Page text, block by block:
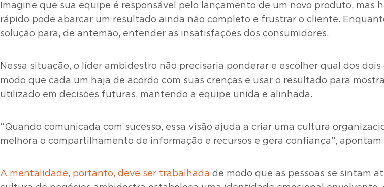
Imagine que sua equipe é responsável pelo lançamento de um novo produto,
rápido pode abarcar um resultado ainda não completo e frustrar o cliente.
solução para, de antemão, entender as insatisfações dos consumidores.
Nessa situação, o líder ambidestro não precisaria ponderar e escolher qual dos
modo que cada um haja de acordo com suas crenças e usar o resultado para
utilizado em decisões futuras, mantendo a equipe unida e alinhada.
“Quando comunicada com sucesso, essa visão ajuda a criar uma cultura
melhora o compartilhamento de informação e recursos e gera confiança”, apontam
A mentalidade, portanto, deve ser trabalhada de modo que as pessoas se sintam